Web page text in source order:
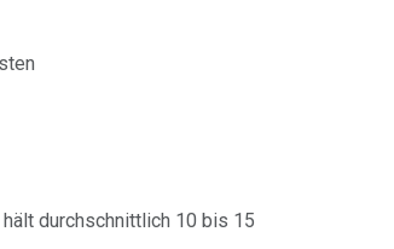
durchschnittlich 10 bis 15